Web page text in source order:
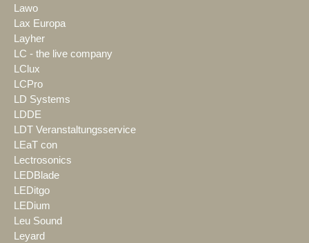
Lawo
Lax Europa
Layher
LC - the live company
LClux
LCPro
LD Systems
LDDE
LDT Veranstaltungsservice
LEaT con
Lectrosonics
LEDBlade
LEDitgo
LEDium
Leu Sound
Leyard